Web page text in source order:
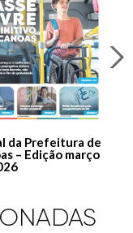
da Prefeitura de
– Edição março